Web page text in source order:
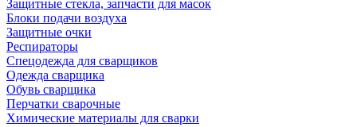
Защитные стекла, запчасти для масок
Блоки подачи воздуха
Защитные очки
Респираторы
Спецодежда для сварщиков
Одежда сварщика
Обувь сварщика
Перчатки сварочные
Химические материалы для сварки